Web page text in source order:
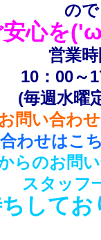
ので
安心を
営業時
10：00～
(毎週水曜
問い合わ
わせはこ
らのお問
スタッフ
して